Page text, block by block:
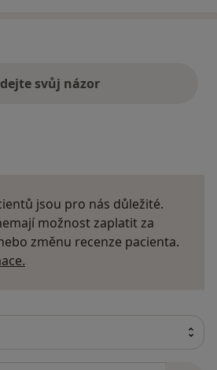
svůj názor
jsou pro nás důležité.
možnost zaplatit za
změnu recenze pacienta.